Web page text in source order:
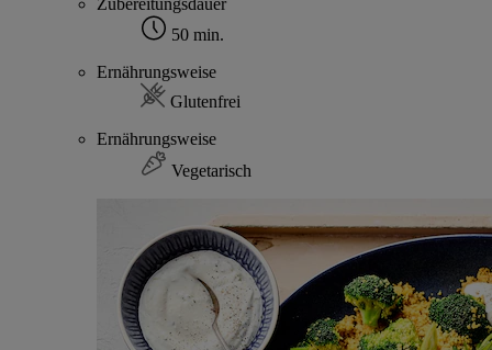
Zubereitungsdauer
50 min.
Ernährungsweise
Glutenfrei
Ernährungsweise
Vegetarisch